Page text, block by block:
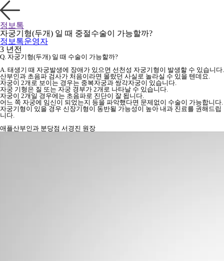
정보톡
자궁기형(두개) 일 때 중절수술이 가능할까?
정보톡운영자
3 년전
Q. 자궁기형(두개) 일 때 수술이 가능할까?
A. 태생기 때 자궁발생에 장애가 있으면 선천성 자궁기형이 발생할 수 있습니다.
산부인과 초음파 검사가 처음이라면 몰랐던 사실로 놀라실 수 있을 텐데요.
자궁이 2개로 보이는 경우는 중복자궁과 쌍각자궁이 있습니다.
자궁 기형은 질 또는 자궁 경부가 2개로 나타날 수 있습니다.
자궁이 2개일 경우에는 초음파로 진단이 잘 됩니다.
어느 쪽 자궁에 임신이 되었는지 등을 파악했다면 문제없이 수술이 가능합니다.
자궁기형이 있을 경우 신장기형이 동반될 가능성이 높아 내과 진료를 권해드립
니다.
애플산부인과 분당점 서경진 원장